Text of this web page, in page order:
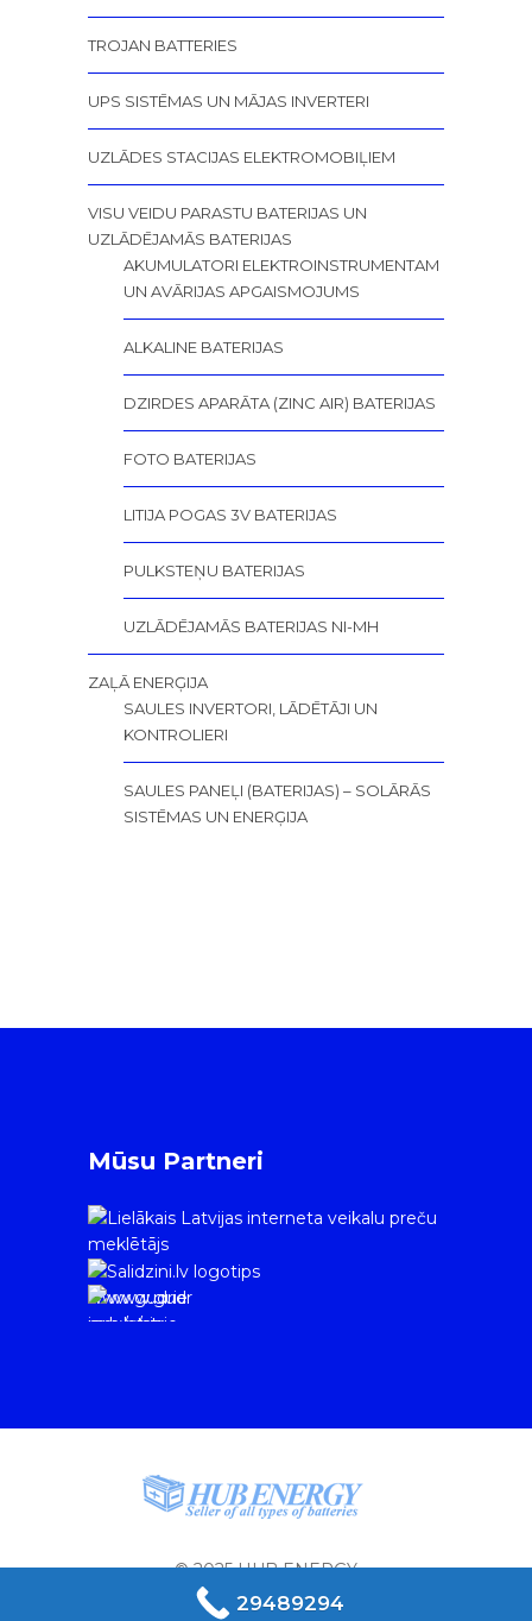
TROJAN BATTERIES
UPS SISTĒMAS UN MĀJAS INVERTERI
UZLĀDES STACIJAS ELEKTROMOBIĻIEM
VISU VEIDU PARASTU BATERIJAS UN
UZLĀDĒJAMĀS BATERIJAS
AKUMULATORI ELEKTROINSTRUMENTAM
UN AVĀRIJAS APGAISMOJUMS
ALKALINE BATERIJAS
DZIRDES APARĀTA (ZINC AIR) BATERIJAS
FOTO BATERIJAS
LITIJA POGAS 3V BATERIJAS
PULKSTEŅU BATERIJAS
UZLĀDĒJAMĀS BATERIJAS NI-MH
ZAĻĀ ENERĢIJA
SAULES INVERTORI, LĀDĒTĀJI UN
KONTROLIERI
SAULES PANEĻI (BATERIJAS) – SOLĀRĀS
SISTĒMAS UN ENERĢIJA
Mūsu Partneri
www.gudrie
m.lv/atrie-
© 2025 HUB ENERGY
29489294